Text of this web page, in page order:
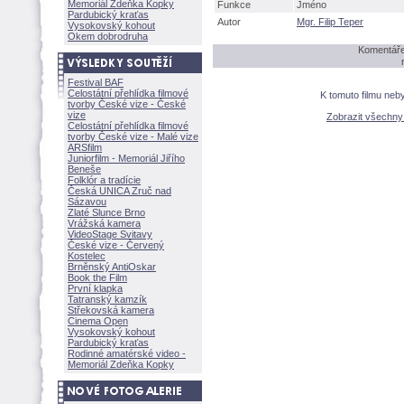
Memoriál Zdeňka Kopky
Pardubický kraťas
Vysokovský kohout
Okem dobrodruha
Festival BAF
Celostátní přehlídka filmové
tvorby České vize - České
vize
Celostátní přehlídka filmové
tvorby České vize - Malé vize
ARSfilm
Juniorfilm - Memoriál Jiřího
Beneše
Folklór a tradície
Česká UNICA Zruč nad
Sázavou
Zlaté Slunce Brno
Vrážská kamera
VideoStage Svitavy
České vize - Červený
Kostelec
Brněnský AntiOskar
Book the Film
První klapka
Tatranský kamzík
Střekovská kamera
Cinema Open
Vysokovský kohout
Pardubický kraťas
Rodinné amatérské video -
Memoriál Zdeňka Kopky
Funkce
Jméno
Autor
Mgr. Filip Teper
K tomuto filmu
Zobrazit